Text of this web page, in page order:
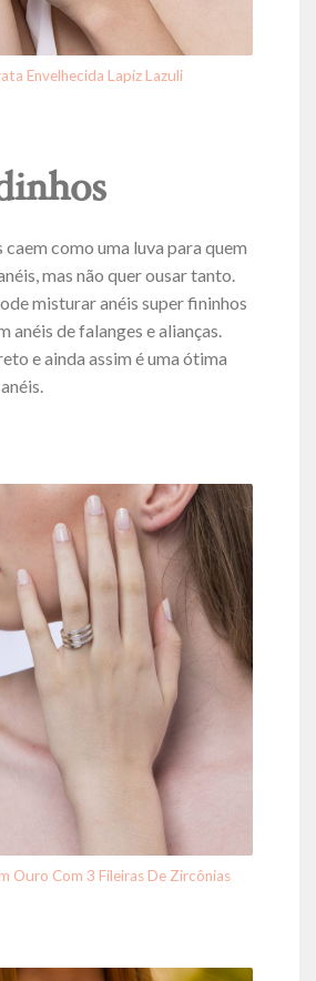
Envelhecida Lapiz Lazuli
como uma luva para quem
mas não quer ousar tanto.
misturar anéis super fininhos
anéis de falanges e alianças.
e ainda assim é uma ótima
Ouro Com 3 Fileiras De Zircônias